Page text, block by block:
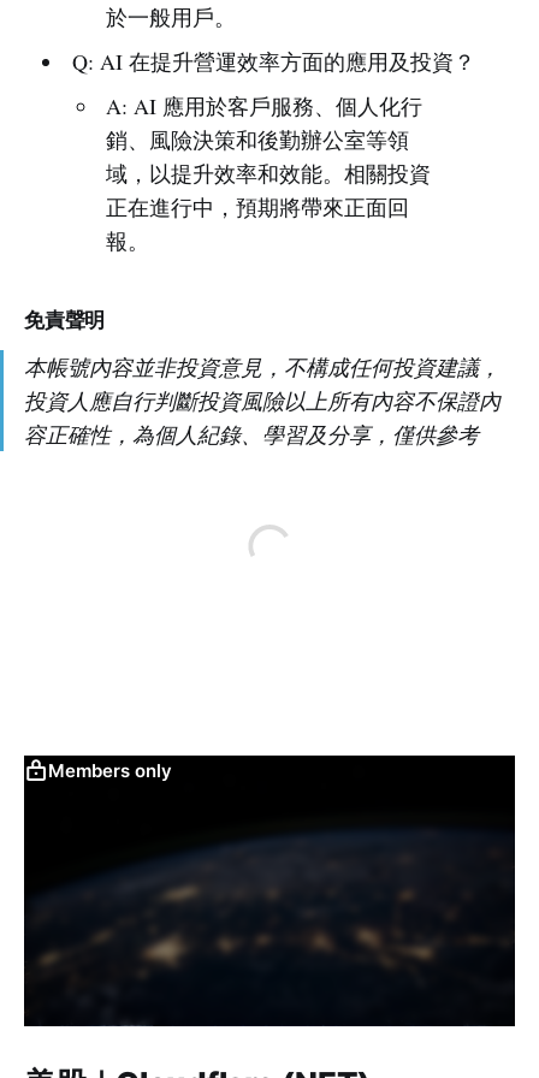
於一般用戶。
Q: AI 在提升營運效率方面的應用及投資？
A: AI 應用於客戶服務、個人化行
銷、風險決策和後勤辦公室等領
域，以提升效率和效能。相關投資
正在進行中，預期將帶來正面回
報。
免責聲明
本帳號內容並非投資意見，不構成任何投資建議，
投資人應自行判斷投資風險以上所有內容不保證內
容正確性，為個人紀錄、學習及分享，僅供參考
Members only